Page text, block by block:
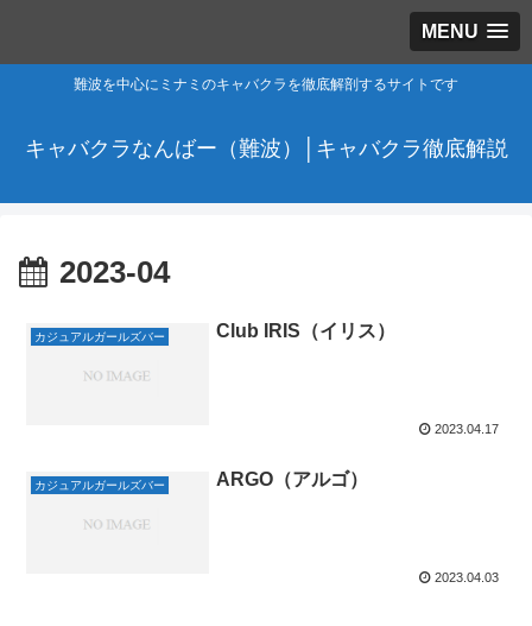
MENU
難波を中心にミナミのキャバクラを徹底解剖するサイトです
キャバクラなんばー（難波）│キャバクラ徹底解説
2023-04
カジュアルガールズバー Club IRIS（イリス）
2023.04.17
カジュアルガールズバー ARGO（アルゴ）
2023.04.03